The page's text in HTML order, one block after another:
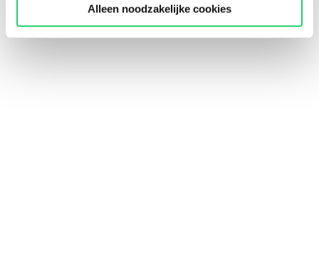
Alleen noodzakelijke cookies